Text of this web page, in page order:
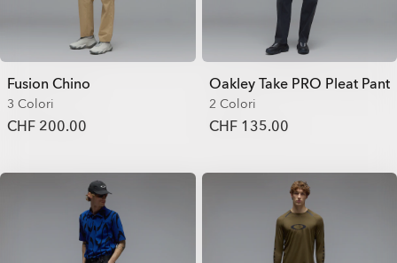
Fusion Chino
3 Colori
CHF 200.00
Oakley Take PRO Pleat Pant
2 Colori
CHF 135.00